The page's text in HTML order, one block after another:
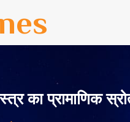
का प्रामाणिक